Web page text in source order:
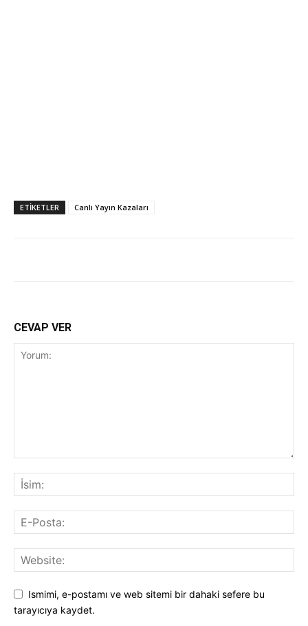
ETİKETLER Canlı Yayın Kazaları
CEVAP VER
Ismimi, e-postamı ve web sitemi bir dahaki sefere bu
tarayıcıya kaydet.